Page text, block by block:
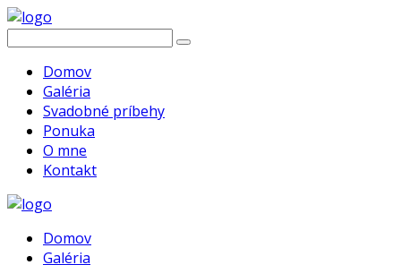
Domov
Galéria
Svadobné príbehy
Ponuka
O mne
Kontakt
Domov
Galéria